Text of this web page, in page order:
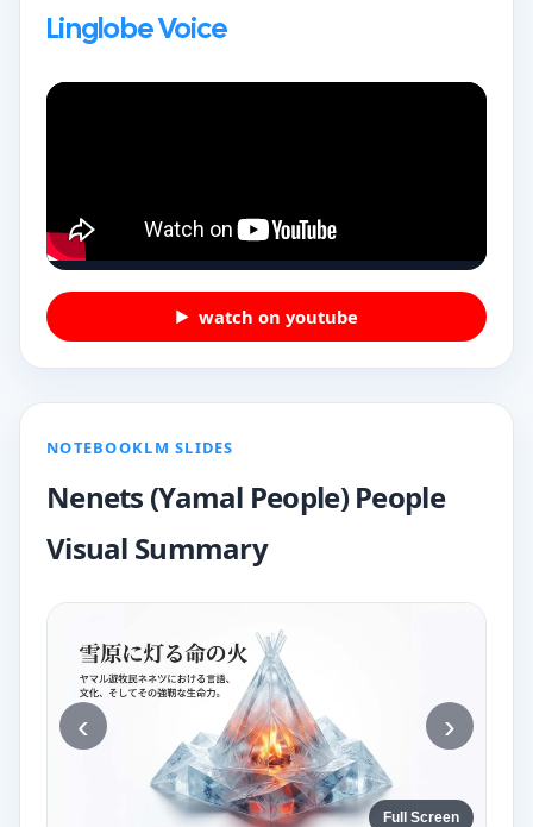
Linglobe Voice
watch on youtube
NOTEBOOKLM SLIDES
Nenets (Yamal People) People
Visual Summary
‹
Full Screen
›